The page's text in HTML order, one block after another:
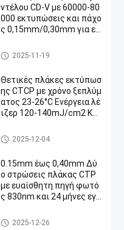
ντέλου CD-V με 60000-80
000 εκτυπώσεις και πάχο
ς 0,15mm/0,30mm για εκ
te
Πιάτα εκτύπωσης CTCP
2025-11-19
Θετικές πλάκες εκτύπωσ
ης CTCP με χρόνο ξεπλύμ
ατος 23-26°C Ενέργεια λέ
ιζερ 120-140mJ/cm2 Και
ς
Πιάτα εκτύπωσης CTCP
2025-12-04
0.15mm έως 0,40mm Δύ
ο στρώσεις πλάκας CTP
με ευαίσθητη πηγή φωτό
ς 830nm και 24 μήνες εγγ
Διπλό πιάτο στρώματος ΚΠΜ
2025-12-26